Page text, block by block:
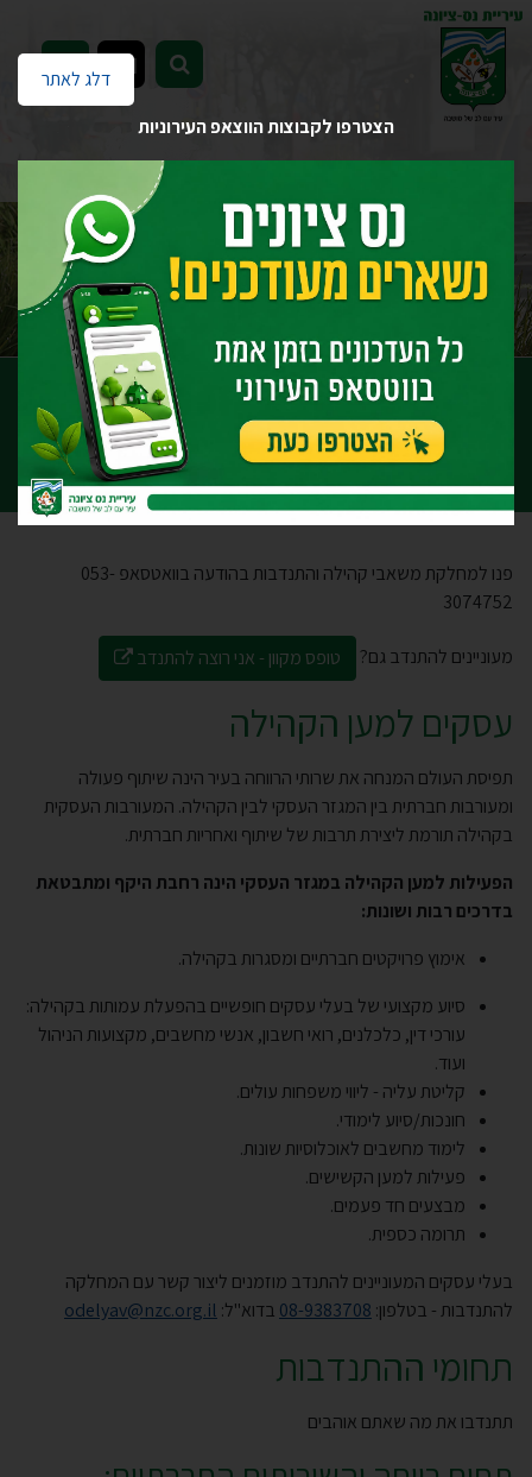
הצטרפו לקבוצות הווצאפ העירוניות
דלג לאתר EN
יחידות העירייה
רווחה ושירותים חברתיים
משאבי קהילה והתנדבות
תחומי ההתנדבות
תחומי ההתנדבות
פנו למחלקת משאבי קהילה והתנדבות בהודעה בוואטסאפ 053-
3074752
מעוניינים להתנדב גם? טופס מקוון - אני רוצה להתנדב
עסקים למען הקהילה
תפיסת העולם המנחה את שרותי הרווחה בעיר הינה שיתוף פעולה
ומעורבות חברתית בין המגזר העסקי לבין הקהילה. המעורבות העסקית
בקהילה תורמת ליצירת תרבות של שיתוף ואחריות חברתית.
הפעילות למען הקהילה במגזר העסקי הינה רחבת היקף ומתבטאת
בדרכים רבות ושונות:
אימוץ פרויקטים חברתיים ומסגרות בקהילה.
סיוע מקצועי של בעלי עסקים חופשיים בהפעלת עמותות בקהילה:
עורכי דין, כלכלנים, רואי חשבון, אנשי מחשבים, מקצועות הניהול
ועוד.
קליטת עליה - ליווי משפחות עולים.
חונכות/סיוע לימודי.
לימוד מחשבים לאוכלוסיות שונות.
פעילות למען הקשישים.
מבצעים חד פעמים.
תרומה כספית.
בעלי עסקים המעוניינים להתנדב מוזמנים ליצור קשר עם המחלקה
להתנדבות - בטלפון: 08-9383708 בדוא"ל: odelyav@nzc.org.il
תחומי ההתנדבות
תתנדבו את מה שאתם אוהבים